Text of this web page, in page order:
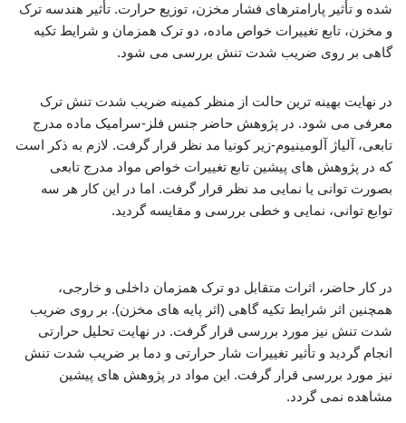
شده و تأثیر پارامترهای فشار مخزن، توزیع حرارت. تأثیر هندسه ترک
و مخزن، تابع تغییرات خواص ماده، دو ترک همزمان و شرایط تکیه
گاهی بر روی ضریب شدت تنش بررسی می شود.
در نهایت بهینه ترین حالت از منظر کمینه ضریب شدت تنش ترک
معرفی می شود. در پژوهش حاضر جنس فلز-سرامیک ماده مدرج
تابعی، آلیاژ آلومینیوم-زیر کونیا مد نظر قرار گرفت. لازم به ذکر است
که در پژوهش های پیشین تابع تغییرات خواص مواد مدرج تابعی
بصورت توانی یا نمایی مد نظر قرار گرفت. اما در این کار هر سه
توابع توانی، نمایی و خطی بررسی و مقایسه گردید.
در کار حاضر، اثرات متقابل دو ترک همزمان داخلی و خارجی،
همچنین اثر شرایط تکیه گاهی (اثر پایه های مخزن). بر روی ضریب
شدت تنش نیز مورد بررسی قرار گرفت. در نهایت تحلیل حرارتی
انجام گردید و تأثیر تغییرات شار حرارتی و دما بر ضریب شدت تنش
نیز مورد بررسی قرار گرفت. این مواد در پژوهش های پیشین
مشاهده نمی گردد.